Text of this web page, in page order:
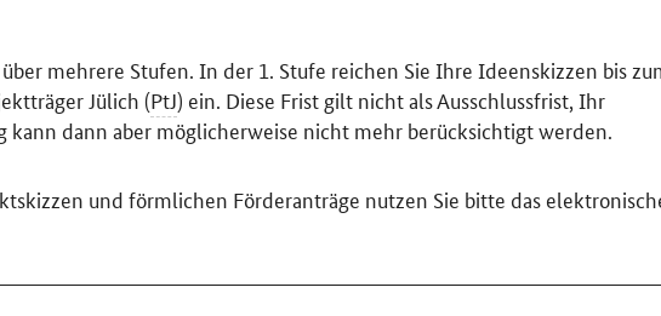
mehrere Stufen. In der 1. Stufe reichen Sie Ihre Ideenskizzen bis
Jülich (PtJ) ein. Diese Frist gilt nicht als Ausschlussfrist, Ihr
kann dann aber möglicherweise nicht mehr berücksichtigt werden.
und förmlichen Förderanträge nutzen Sie bitte das